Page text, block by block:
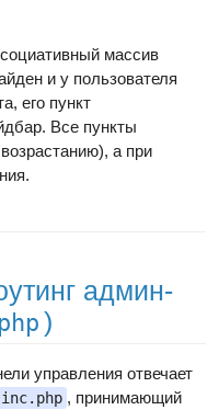
массив
и у пользователя
его пункт
Все пункты
а при
админ-
)
управления отвечает
, принимающий